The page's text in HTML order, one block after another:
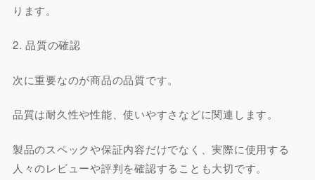
ります。
2. 品質の確認
次に重要なのが商品の品質です。
品質は耐久性や性能、使いやすさなどに関連します。
製品のスペックや保証内容だけでなく、実際に使用する
人々のレビューや評判を確認することも大切です。